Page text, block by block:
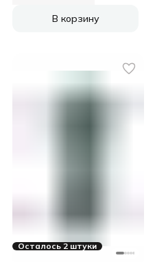
В корзину
Осталось 2 штуки